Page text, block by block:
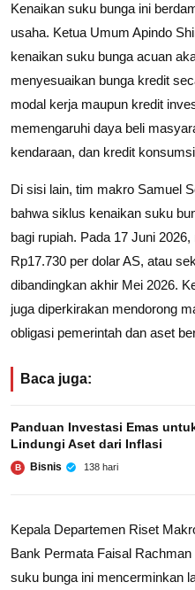
Kenaikan suku bunga ini
usaha. Ketua Umum Apindo
kenaikan suku bunga acuan
menyesuaikan bunga kredit
modal kerja maupun kredit
memengaruhi daya beli
kendaraan, dan kredit
Di sisi lain, tim makro Samuel
bahwa siklus kenaikan suku
bagi rupiah. Pada 17 Juni
Rp17.730 per dolar AS, atau
dibandingkan akhir Mei 2026.
juga diperkirakan mendorong
obligasi pemerintah dan aset
Baca juga:
Panduan Investasi Emas
Lindungi Aset dari Inflasi
B Bisnis 138 hari
Kepala Departemen Riset
Bank Permata Faisal
suku bunga ini mencerminkan